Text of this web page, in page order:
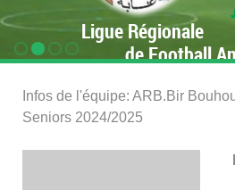
Ligue Régionale
de Football
Infos de l'équipe: ARB.Bir
Seniors 2024/2025